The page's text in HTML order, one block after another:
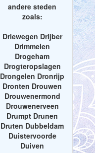
andere steden
zoals:
Driewegen Drijber
Drimmelen
Drogeham
Drogteropslagen
Drongelen Dronrijp
Dronten Drouwen
Drouwenermond
Drouwenerveen
Drumpt Drunen
Druten Dubbeldam
Duistervoorde
Duiven